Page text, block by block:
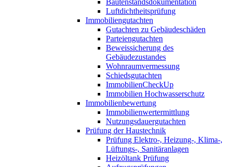
Luftdichtheitsprüfung
Immobiliengutachten
Gutachten zu Gebäudeschäden
Parteiengutachten
Beweissicherung des
Gebäudezustandes
Wohnraumvermessung
Schiedsgutachten
ImmobilienCheckUp
Immobilien Hochwasserschutz
Immobilienbewertung
Immobilienwertermittlung
Nutzungsdauergutachten
Prüfung der Haustechnik
Prüfung Elektro-, Heizung-, Klima-,
Lüftungs-, Sanitäranlagen
Heizöltank Prüfung